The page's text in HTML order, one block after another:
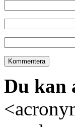
Du kan